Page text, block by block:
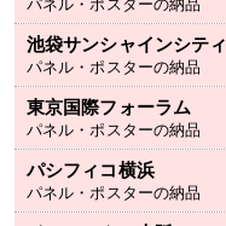
パネル・ポスターの納品
池袋サンシャインシティ
パネル・ポスターの納品
東京国際フォーラム
パネル・ポスターの納品
パシフィコ横浜
パネル・ポスターの納品